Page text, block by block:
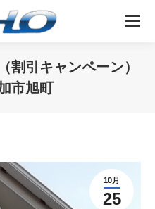
割引キャンペーン）
市旭町
10月
25